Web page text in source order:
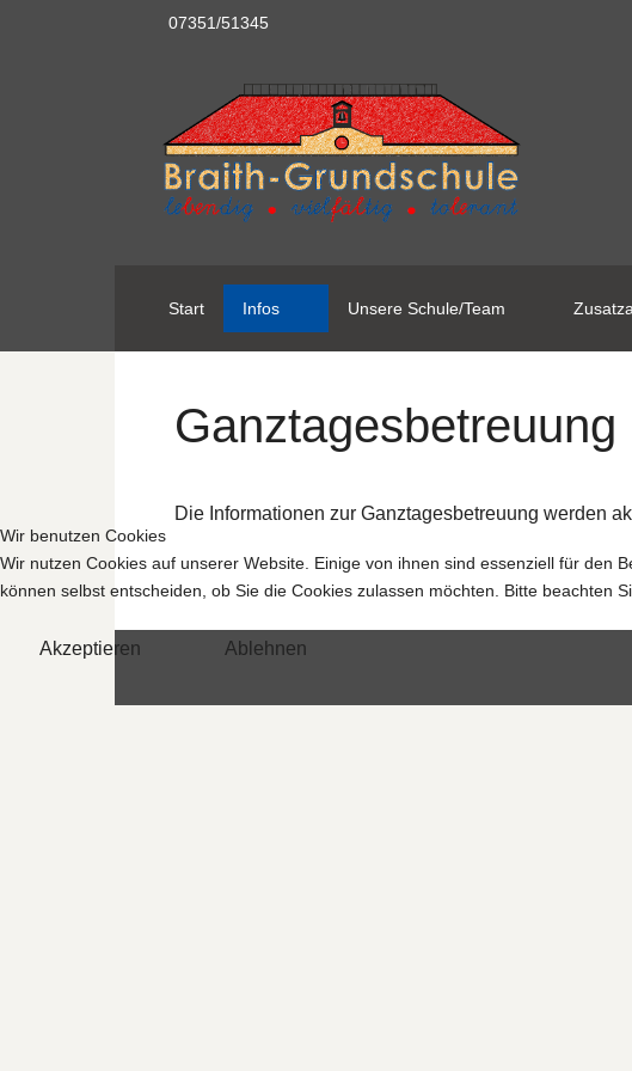
07351/51345
Start Infos Unsere Schule/Team
Ganztagesbetreuung
Die Informationen zur Ganztagesbetreuung werden
Wir benutzen Cookies
Wir nutzen Cookies auf unserer Website. Einige von ihnen sind essenziell für den
können selbst entscheiden, ob Sie die Cookies zulassen möchten. Bitte beachten
Akzeptieren Ablehnen